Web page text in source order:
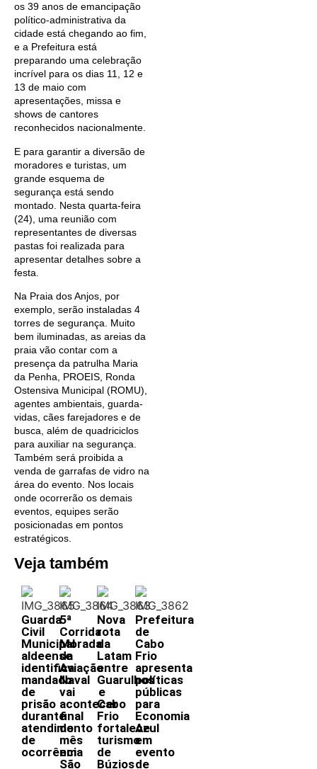
os 39 anos de emancipação
político-administrativa da
cidade está chegando ao fim,
e a Prefeitura está
preparando uma celebração
incrível para os dias 11, 12 e
13 de maio com
apresentações, missa e
shows de cantores
reconhecidos nacionalmente.
E para garantir a diversão de
moradores e turistas, um
grande esquema de
segurança está sendo
montado. Nesta quarta-feira
(24), uma reunião com
representantes de diversas
pastas foi realizada para
apresentar detalhes sobre a
festa.
Na Praia dos Anjos, por
exemplo, serão instaladas 4
torres de segurança. Muito
bem iluminadas, as areias da
praia vão contar com a
presença da patrulha Maria
da Penha, PROEIS, Ronda
Ostensiva Municipal (ROMU),
agentes ambientais, guarda-
vidas, cães farejadores e de
busca, além de quadriciclos
para auxiliar na segurança.
Também será proibida a
venda de garrafas de vidro na
área do evento. Nos locais
onde ocorrerão os demais
eventos, equipes serão
posicionadas em pontos
estratégicos.
Veja também
Guarda
Civil
Municipal
aldeense
identifica
mandado
de
prisão
durante
atendimento
de
ocorrência
5ª
Corrida
Morada
da
Aviação
Naval
vai
acontecer
final
do
mês
em
São
Nova
rota
da
Latam
entre
Guarulhos
e
Cabo
Frio
fortalece
turismo
de
Búzios
Prefeitura
de
Cabo
Frio
apresenta
políticas
públicas
para
Economia
Azul
em
evento
de